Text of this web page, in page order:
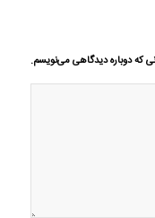
که دوباره دیدگاهی می‌نویسم.